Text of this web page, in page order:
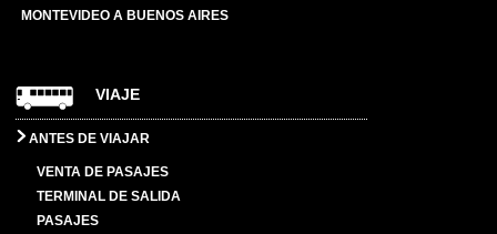
MONTEVIDEO A BUENOS AIRES
VIAJE
ANTES DE VIAJAR
VENTA DE PASAJES
TERMINAL DE SALIDA
PASAJES